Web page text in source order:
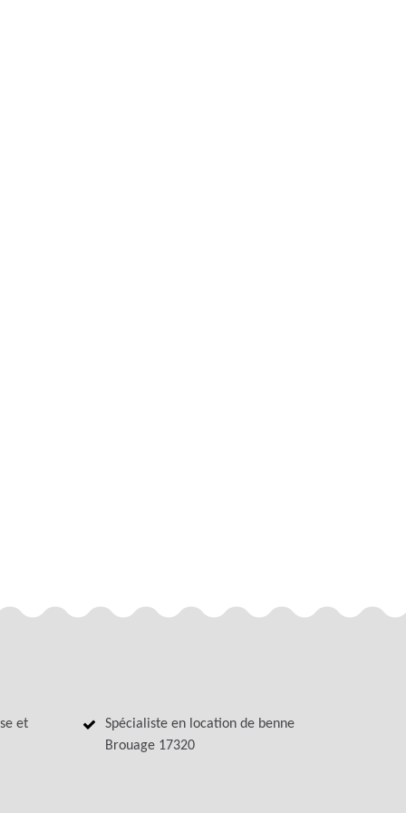
et
Spécialiste en location de benne
Brouage 17320